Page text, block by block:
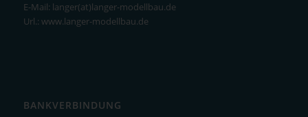
E-Mail: langer(at)langer-modellbau.de
Url.: www.langer-modellbau.de
BANKVERBINDUNG